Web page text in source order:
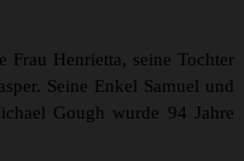
Frau Henrietta, seine Tochter
Seine Enkel Samuel und
Gough wurde 94 Jahre